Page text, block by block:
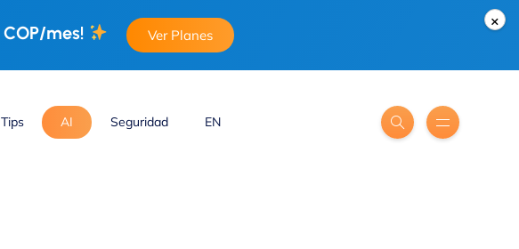
×
mes! Ver Planes
AI Seguridad EN